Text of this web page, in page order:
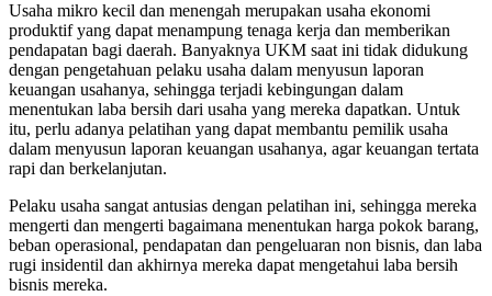
Usaha mikro kecil dan menengah merupakan usaha ekonomi
produktif yang dapat menampung tenaga kerja dan memberikan
pendapatan bagi daerah. Banyaknya UKM saat ini tidak didukung
dengan pengetahuan pelaku usaha dalam menyusun laporan
keuangan usahanya, sehingga terjadi kebingungan dalam
menentukan laba bersih dari usaha yang mereka dapatkan. Untuk
itu, perlu adanya pelatihan yang dapat membantu pemilik usaha
dalam menyusun laporan keuangan usahanya, agar keuangan tertata
rapi dan berkelanjutan.
Pelaku usaha sangat antusias dengan pelatihan ini, sehingga mereka
mengerti dan mengerti bagaimana menentukan harga pokok barang,
beban operasional, pendapatan dan pengeluaran non bisnis, dan laba
rugi insidentil dan akhirnya mereka dapat mengetahui laba bersih
bisnis mereka.